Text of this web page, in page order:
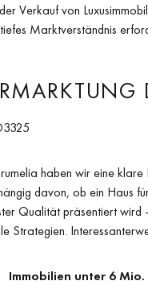
Verkauf von
Marktverständnis
haben wir eine
davon, ob ein Haus
Qualität präsentiert wird
Strategien.
Immobilien unter 6 Mio.